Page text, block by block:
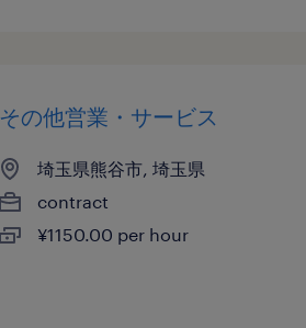
その他営業・サービス
埼玉県熊谷市, 埼玉県
contract
¥1150.00 per hour